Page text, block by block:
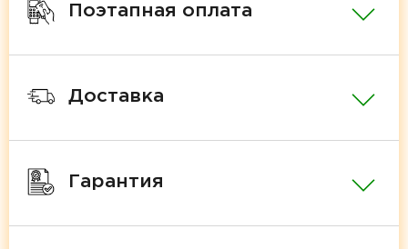
Поэтапная оплата
Доставка
Гарантия